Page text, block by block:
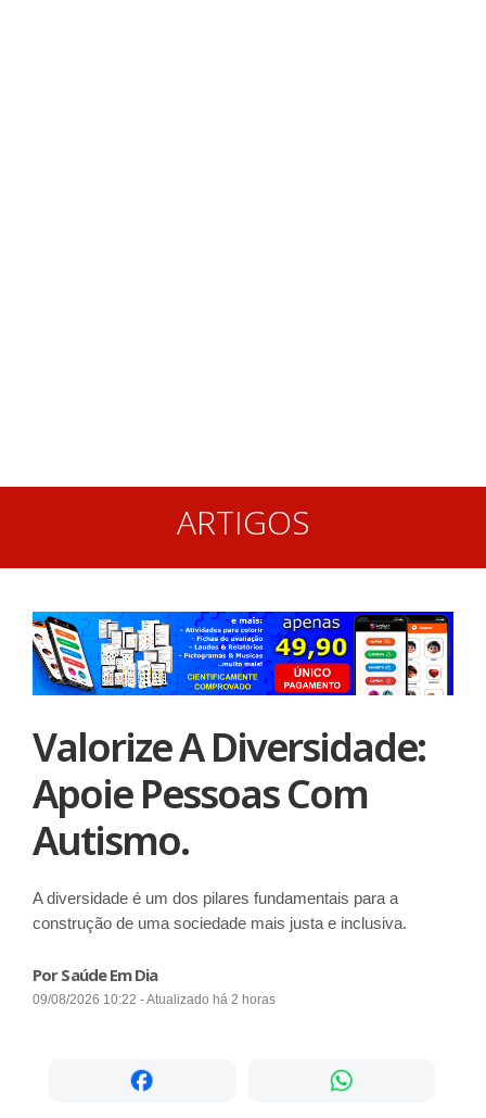
ARTIGOS
Valorize A Diversidade:
Apoie Pessoas Com
Autismo.
A diversidade é um dos pilares fundamentais para a
construção de uma sociedade mais justa e inclusiva.
Por Saúde Em Dia
09/08/2026 10:22 - Atualizado há 2 horas